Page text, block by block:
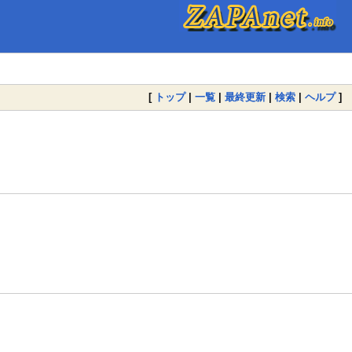
[ トップ| 一覧 | 最終更新 | 検索 | ヘルプ]